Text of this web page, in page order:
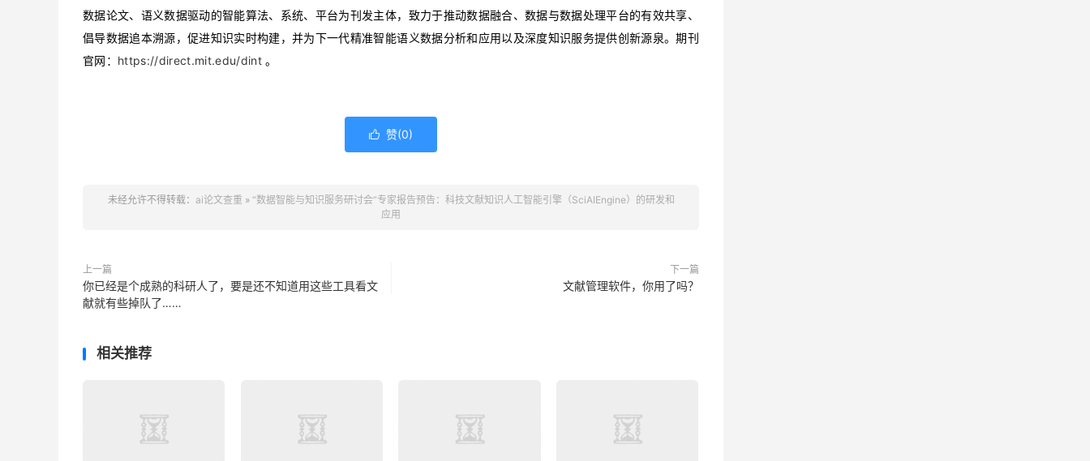
数据论文、语义数据驱动的智能算法、系统、平台为刊发主体，致力于推动数据融合、数据与数据处理平台的有效共享、
倡导数据追本溯源，促进知识实时构建，并为下一代精准智能语义数据分析和应用以及深度知识服务提供创新源泉。期刊
官网： https://direct.mit.edu/dint。
 赞(0)
未经允许不得转载： ai论文查重 » “数据智能与知识服务研讨会”专家报告预告：科技文献知识人工智能引擎（SciAIEngine）的研发和
应用
上一篇
你已经是个成熟的科研人了，要是还不知道用这些工具看文
献就有些掉队了……
下一篇
文献管理软件，你用了吗？
相关推荐